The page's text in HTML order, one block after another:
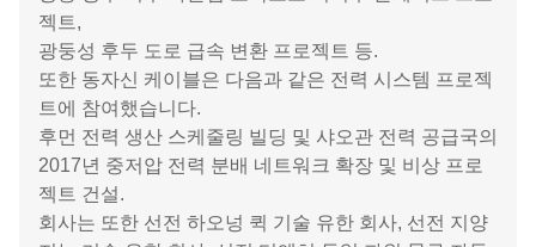
조달 프로젝트,
중체 광밍 고속도로, 선산시 고속도로 둥강
롱장 추가 표지판 프로젝트,
산터우-잔장 고속도로 윈푸-잔장 구간 및 지선 프로젝
트 전기 기계 엔지니어링.
광둥 롱촨-화이지 고속도로 프로젝트도 있습니다,